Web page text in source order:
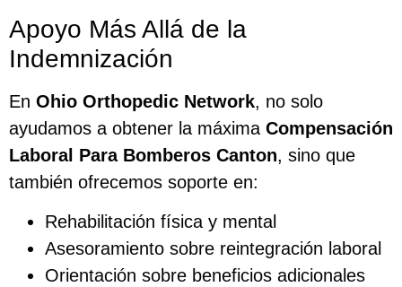
Apoyo Más Allá de la
Indemnización
En Ohio Orthopedic Network, no solo
ayudamos a obtener la máxima Compensación
Laboral Para Bomberos Canton, sino que
también ofrecemos soporte en:
Rehabilitación física y mental
Asesoramiento sobre reintegración laboral
Orientación sobre beneficios adicionales